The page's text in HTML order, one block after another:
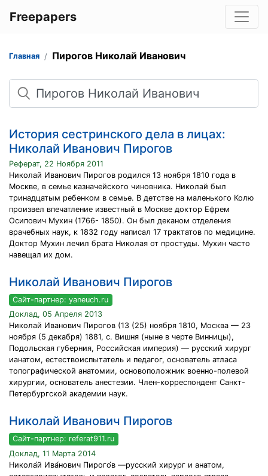
Freepapers
Главная Пирогов Николай Иванович
Поиск
История сестринского дела в лицах:
Николай Иванович Пирогов
Реферат, 22 Ноября 2011
Николай Иванович Пирогов родился 13 ноября 1810 года в
Москве, в семье казначейского чиновника. Николай был
тринадцатым ребенком в семье. В детстве на маленького Колю
произвел впечатление известный в Москве доктор Ефрем
Осипович Мухин (1766- 1850). Он был деканом отделения
врачебных наук, к 1832 году написал 17 трактатов по медицине.
Доктор Мухин лечил брата Николая от простуды. Мухин часто
навещал их дом.
Николай Иванович Пирогов
Сайт-партнер: yaneuch.ru
Доклад, 05 Апреля 2013
Николай Иванович Пирогов (13 (25) ноября 1810, Москва — 23
ноября (5 декабря) 1881, с. Вишня (ныне в черте Винницы),
Подольская губерния, Российская империя) — русский хирург
ианатом, естествоиспытатель и педагог, основатель атласа
топографической анатомии, основоположник военно-полевой
хирургии, основатель анестезии. Член-корреспондент Санкт-
Петербургской академии наук.
Николай Иванович Пирогов
Сайт-партнер: referat911.ru
Доклад, 11 Марта 2014
Никола́й Ива́нович Пирого́в —русский хирург и анатом,